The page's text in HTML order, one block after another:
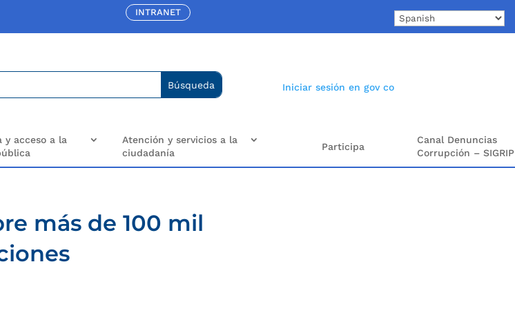
INTRANET
Iniciar sesión en gov co
y acceso a la
Atención y servicios a la
ciudadanía
Participa
Canal Denuncias
Corrupción – SIGRIP
más de 100 mil